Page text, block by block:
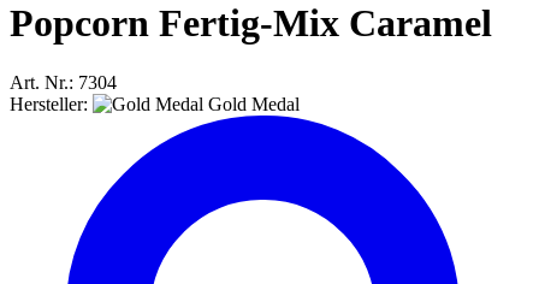
Popcorn Fertig-Mix Caramel
Art. Nr.: 7304
Hersteller:
Gold Medal